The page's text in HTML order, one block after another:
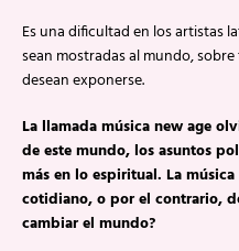
Es una dificultad en los artistas
sean mostradas al mundo,
desean exponerse.
La llamada música new age
de este mundo, los asuntos
más en lo espiritual. La
cotidiano, o por el contrario,
cambiar el mundo?